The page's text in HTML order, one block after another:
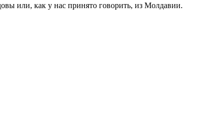
или, как у нас принято говорить, из Молдавии.